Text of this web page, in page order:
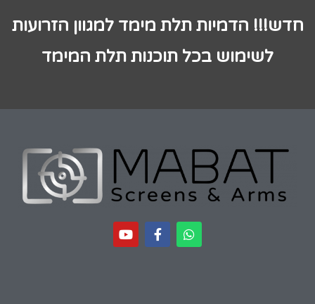
חדש!!! הדמיות תלת מימד למגוון הזרועות
לשימוש בכל תוכנות תלת המימד